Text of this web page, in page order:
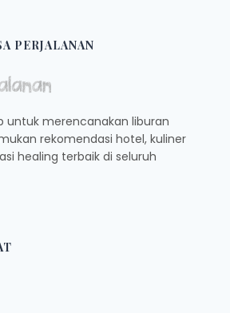
PERJALANAN
untuk merencanakan liburan
rekomendasi hotel, kuliner
healing terbaik di seluruh